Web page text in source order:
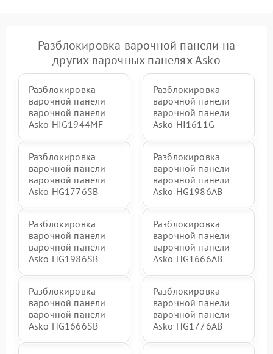
Разблокировка варочной панели на
других варочных панелях Asko
Разблокировка
варочной панели
варочной панели
Asko HIG1944MF
Разблокировка
варочной панели
варочной панели
Asko HI1611G
Разблокировка
варочной панели
варочной панели
Asko HG1776SB
Разблокировка
варочной панели
варочной панели
Asko HG1986AB
Разблокировка
варочной панели
варочной панели
Asko HG1986SB
Разблокировка
варочной панели
варочной панели
Asko HG1666AB
Разблокировка
варочной панели
варочной панели
Asko HG1666SB
Разблокировка
варочной панели
варочной панели
Asko HG1776AB